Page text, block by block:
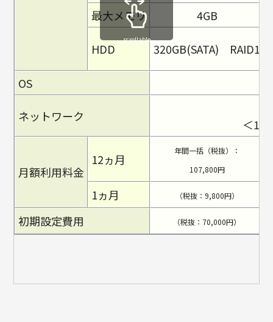
最大メモリ
4GB
HDD 320GB(SATA) RAID1
OS
ネットワーク
＜
月額利用料金
12ヵ月
年間一括（税抜）：
107,800円
1ヵ月 （税抜：9,800円）
初期設定費用 （税抜：70,000円）
scrollable